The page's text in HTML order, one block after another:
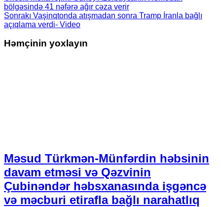
bölgəsində 41 nəfərə ağır cəza verir
Sonrakı Vaşinqtonda atışmadan sonra Tramp İranla bağlı
açıqlama verdi- Video
Həmçinin yoxlayın
Məsud Türkmən-Münfərdin həbsinin
davam etməsi və Qəzvinin
Çubinəndər həbsxanasında işgəncə
və məcburi etirafla bağlı narahatlıq